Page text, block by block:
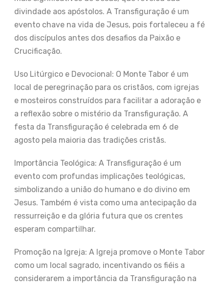
divindade aos apóstolos. A Transfiguração é um
evento chave na vida de Jesus, pois fortaleceu a fé
dos discípulos antes dos desafios da Paixão e
Crucificação.
Uso Litúrgico e Devocional: O Monte Tabor é um
local de peregrinação para os cristãos, com igrejas
e mosteiros construídos para facilitar a adoração e
a reflexão sobre o mistério da Transfiguração. A
festa da Transfiguração é celebrada em 6 de
agosto pela maioria das tradições cristãs.
Importância Teológica: A Transfiguração é um
evento com profundas implicações teológicas,
simbolizando a união do humano e do divino em
Jesus. Também é vista como uma antecipação da
ressurreição e da glória futura que os crentes
esperam compartilhar.
Promoção na Igreja: A Igreja promove o Monte Tabor
como um local sagrado, incentivando os fiéis a
considerarem a importância da Transfiguração na